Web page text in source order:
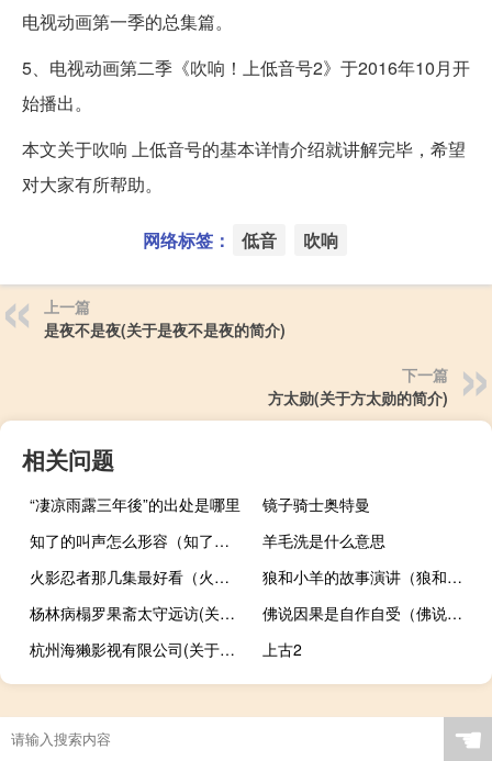
电视动画第一季的总集篇。
5、电视动画第二季《吹响！上低音号2》于2016年10月开
始播出。
本文关于吹响 上低音号的基本详情介绍就讲解完毕，希望
对大家有所帮助。
网络标签： 低音 吹响
上一篇
是夜不是夜(关于是夜不是夜的简介)
下一篇
方太勋(关于方太勋的简介)
相关问题
“凄凉雨露三年後”的出处是哪里
镜子骑士奥特曼
知了的叫声怎么形容（知了的叫声怎么形容）
羊毛洗是什么意思
火影忍者那几集最好看（火影忍者印象最深刻的是哪几集）
狼和小羊的故事演讲（狼和小羊的故事寓意）
杨林病榻罗果斋太守远访(关于杨林病榻罗果斋太守远访的简介)
佛说因果是自作自受（佛说自作自受自性自度的意思）
杭州海獭影视有限公司(关于杭州海獭影视有限公司的简介)
上古2
☚